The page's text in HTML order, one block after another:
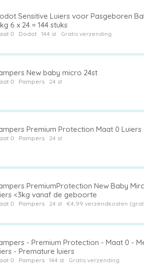
Sensitive Luiers voor Pasgeboren
6 x 24 = 144 stuks
0 Dodot Gratis verzending
New baby micro 24st
0 Pampers
Premium Protection Maat 0 Luiers
0 Pampers
PremiumProtection New Baby
<3kg vanaf de geboorte
0 Pampers €4,99 verzendkosten
- Premium Protection - Maat 0 -
- Premature luiers
0 Pampers Gratis verzending